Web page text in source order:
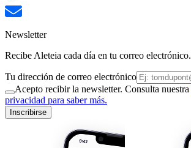
Newsletter
Recibe Aleteia cada día en tu correo electrónico.
Tu dirección de correo electrónico
Acepto recibir la newsletter. Consulta nuestra
privacidad para saber más.
Inscribirse